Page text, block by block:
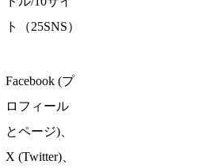
ト（25SNS）
Facebook (プ
ロフィール
とページ)、
X (Twitter)、